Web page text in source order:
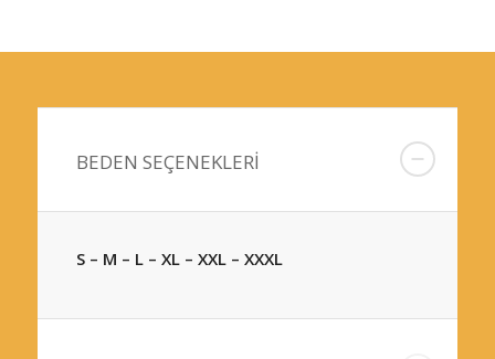
BEDEN SEÇENEKLERİ
S – M – L – XL – XXL – XXXL